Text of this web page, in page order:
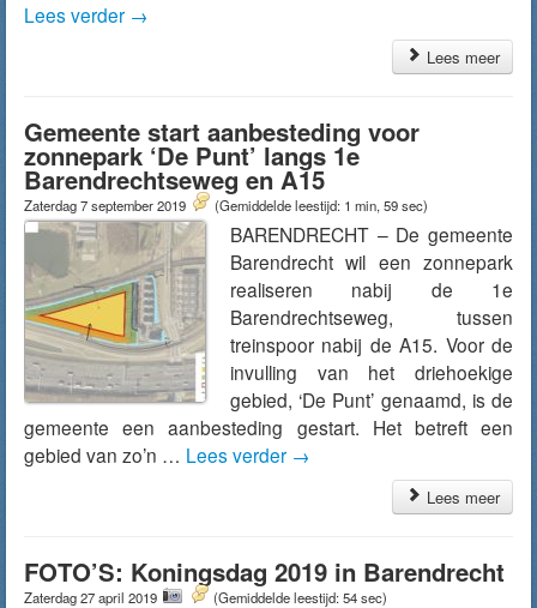
Lees verder →
Lees meer
Gemeente start aanbesteding voor
zonnepark ‘De Punt’ langs 1e
Barendrechtseweg en A15
Zaterdag 7 september 2019 (Gemiddelde leestijd: 1 min, 59 sec)
BARENDRECHT – De gemeente
Barendrecht wil een zonnepark
realiseren nabij de 1e
Barendrechtseweg, tussen
treinspoor nabij de A15. Voor de
invulling van het driehoekige
gebied, ‘De Punt’ genaamd, is de
gemeente een aanbesteding gestart. Het betreft een
gebied van zo’n … Lees verder →
Lees meer
FOTO’S: Koningsdag 2019 in Barendrecht
Zaterdag 27 april 2019 (Gemiddelde leestijd: 54 sec)